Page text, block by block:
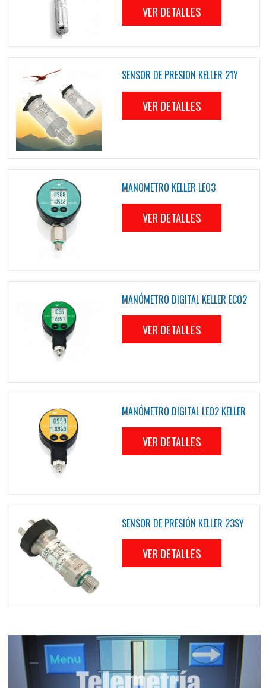
VER DETALLES
SENSOR DE PRESION KELLER 21Y
VER DETALLES
MANOMETRO KELLER LEO3
VER DETALLES
MANÓMETRO DIGITAL KELLER ECO2
VER DETALLES
MANÓMETRO DIGITAL LEO2 KELLER
VER DETALLES
SENSOR DE PRESIÓN KELLER 23SY
VER DETALLES